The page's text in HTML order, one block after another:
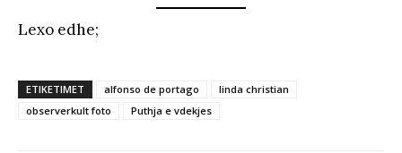
Lexo edhe;
ETIKETIMET alfonso de portago
linda christian
observerkult foto
Puthja e vdekjes